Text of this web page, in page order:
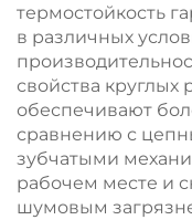
термостойкость
в различных
свойства
обеспечивают
сравнению с
зубчатыми
рабочем месте и
шумовым